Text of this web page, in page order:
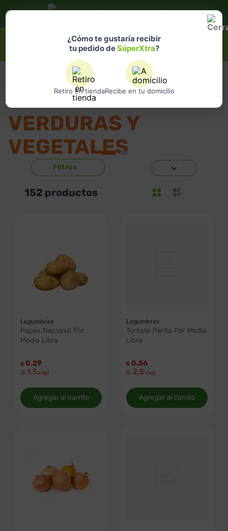
¿Cómo te gustaría recibir
tu pedido deSúperXtra?
Retiro en tiendaRecibe en tu domicilio
¿Qué estás buscando?
Supermercado
Frutas y Verduras
Verduras y Vegetales
VERDURAS Y
VEGETALES
152 productos
Legumbres
Papas Nacional Por
Media Libra
$ 0.29
($ 1.3 x kg)
Agregar al carrito
Legumbres
Tomate Perita Por Media
Libra
$ 0.56
($ 2.5 x kg)
Agregar al carrito